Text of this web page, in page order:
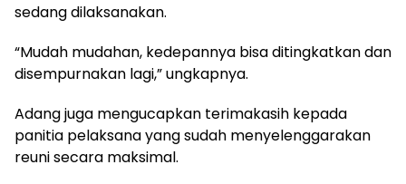
sedang dilaksanakan.
“Mudah mudahan, kedepannya bisa ditingkatkan dan
disempurnakan lagi,” ungkapnya.
Adang juga mengucapkan terimakasih kepada
panitia pelaksana yang sudah menyelenggarakan
reuni secara maksimal.